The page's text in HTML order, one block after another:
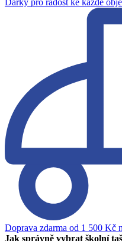
Doprava zdarma od 1 500 Kč
Jak správně vybrat školní